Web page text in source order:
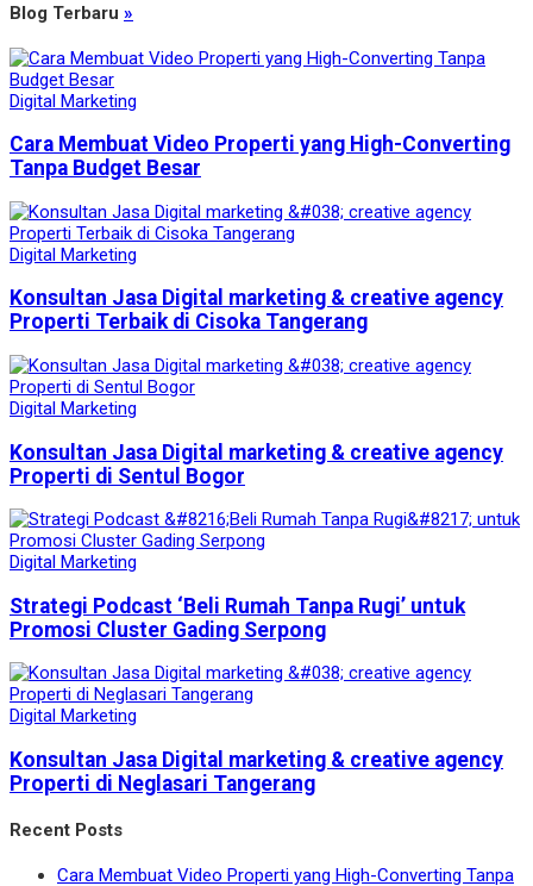
Blog Terbaru »
Digital Marketing
Cara Membuat Video Properti yang High-Converting
Tanpa Budget Besar
Digital Marketing
Konsultan Jasa Digital marketing & creative agency
Properti Terbaik di Cisoka Tangerang
Digital Marketing
Konsultan Jasa Digital marketing & creative agency
Properti di Sentul Bogor
Digital Marketing
Strategi Podcast ‘Beli Rumah Tanpa Rugi’ untuk
Promosi Cluster Gading Serpong
Digital Marketing
Konsultan Jasa Digital marketing & creative agency
Properti di Neglasari Tangerang
Recent Posts
Cara Membuat Video Properti yang High-Converting Tanpa